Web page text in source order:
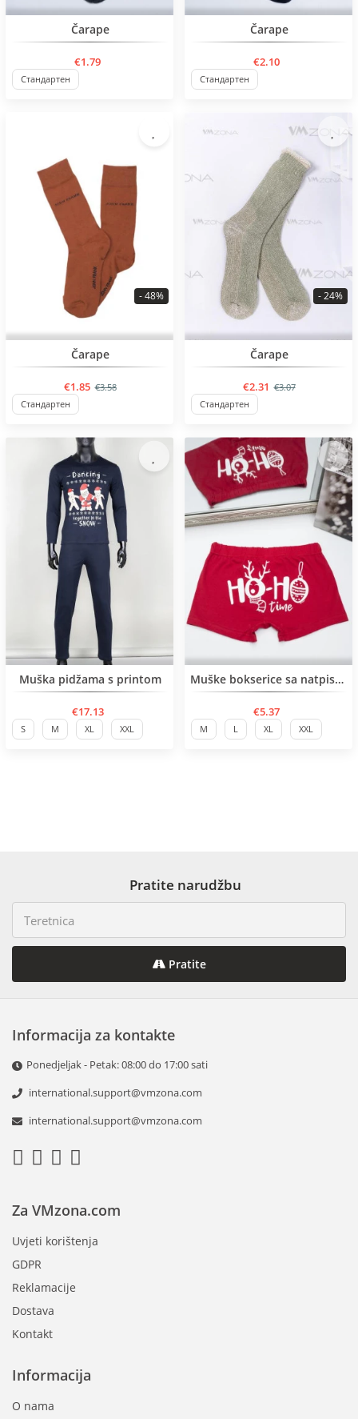
Čarape
€1.79
Стандартен
Čarape
€2.10
Стандартен
Čarape
€1.85 €3.58
- 48%
Стандартен
Čarape
€2.31 €3.07
- 24%
Стандартен
Muška pidžama s printom
€17.13
S M XL XXL
BESTSELLERMuške bokserice sa natpisom
€5.37
M L XL XXL
Pratite narudžbu
Pratite
Informacija za kontakte
Ponedjeljak - Petak: 08:00 do 17:00 sati
international.support@vmzona.com
international.support@vmzona.com
Informacija
O nama
Za VMzona.com
Uvjeti korištenja
GDPR
Reklamacije
Dostava
Kontakt